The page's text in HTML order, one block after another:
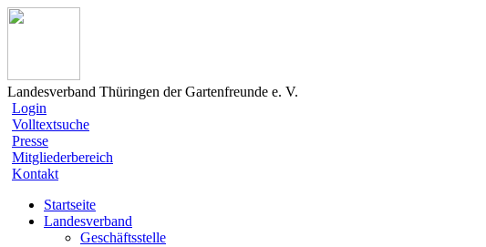
Landesverband Thüringen der Gartenfreunde e. V.
Login
Volltextsuche
Presse
Mitgliederbereich
Kontakt
Startseite
Landesverband
Geschäftsstelle